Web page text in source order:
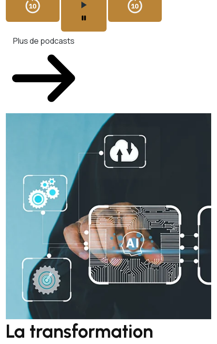
Plus de podcasts
La transformation